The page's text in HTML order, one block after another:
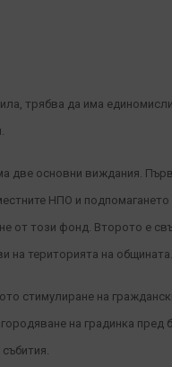
трябва да има
две основни виждания.
НПО и
от този фонд. Второто е
на територията на общината.
стимулиране на
на градинка пред